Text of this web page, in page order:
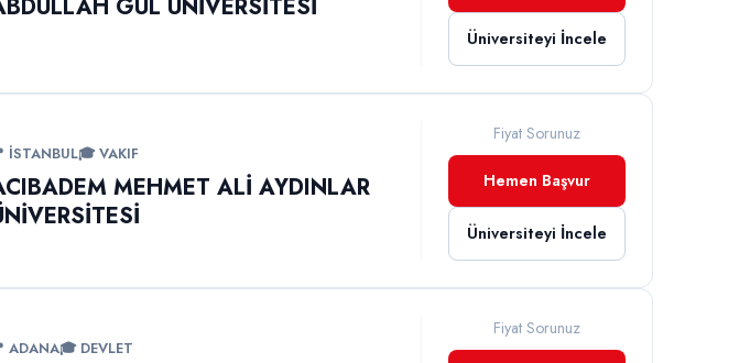
GÜL ÜNİVERSİTESİ
Üniversiteyi İncele
İSTANBUL🎓 VAKIF
MEHMET ALİ AYDINLAR
Fiyat Sorunuz
Hemen Başvur
Üniversiteyi İncele
ADANA🎓 DEVLET
Fiyat Sorunuz